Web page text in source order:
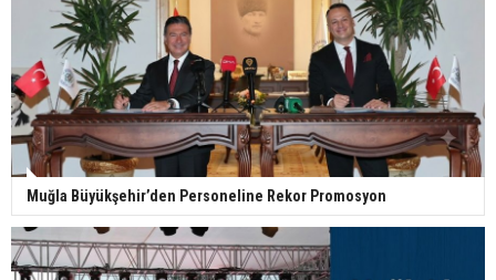
Muğla Büyükşehir’den Personeline Rekor Promosyon